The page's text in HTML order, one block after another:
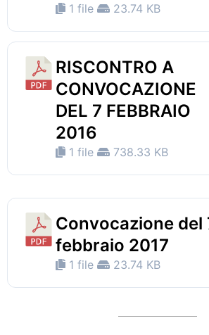
1 file 23.74 KB
RISCONTRO A
CONVOCAZIONE
DEL 7 FEBBRAIO
2016
1 file 738.33 KB
Convocazione del
febbraio 2017
1 file 23.74 KB